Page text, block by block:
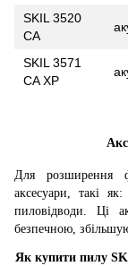
SKIL 3520
CA
SKIL 3571
CA XP
Для розширення
аксесуари, такі
пиловідводи. Ці
безпечною,
Як купити пилу